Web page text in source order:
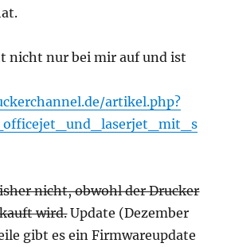
nicht nur bei mir auf und ist
artikel.php?
nicht, obwohl der Drucker
wird.Update (Dezember
gibt es ein Firmwareupdate